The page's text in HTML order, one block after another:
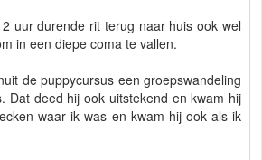
uur durende rit terug naar huis ook wel
in een diepe coma te vallen.
de puppycursus een groepswandeling
Dat deed hij ook uitstekend en kwam hij
waar ik was en kwam hij ook als ik